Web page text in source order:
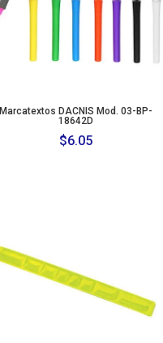
Marcatextos DACNIS Mod. 03-BP-
18642D
$6.05